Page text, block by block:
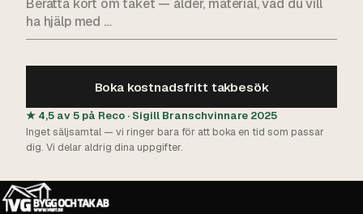
Boka kostnadsfritt takbesök
★ 4,5 av 5 på Reco · Sigill Branschvinnare 2025
Inget säljsamtal — vi ringer bara för att boka en tid som passar
dig. Vi delar aldrig dina uppgifter.